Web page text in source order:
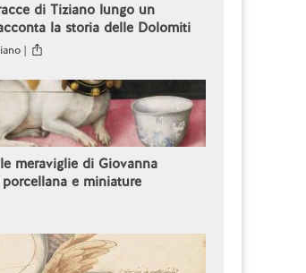
di Tiziano lungo un
la storia delle Dolomiti
|
meraviglie di Giovanna
e miniature